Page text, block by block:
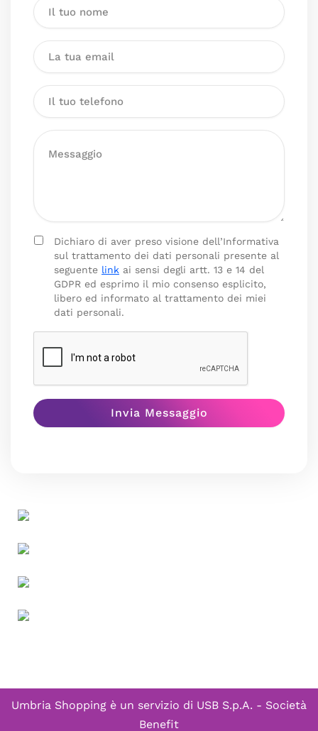
Dichiaro di aver preso visione dell’Informativa
sul trattamento dei dati personali presente al
seguente link ai sensi degli artt. 13 e 14 del
GDPR ed esprimo il mio consenso esplicito,
libero ed informato al trattamento dei miei
dati personali.
Umbria Shopping è un servizio di USB S.p.A. - Società
Benefit